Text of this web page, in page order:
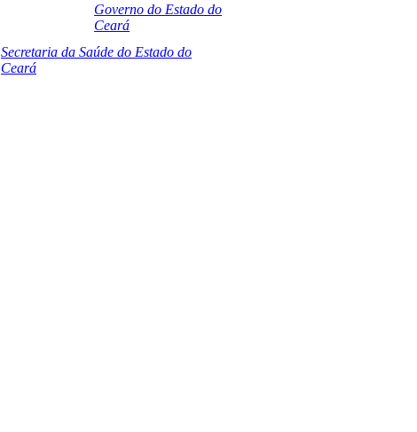
Secretaria da Saúde do Estado do
Ceará
Governo do Estado do
Ceará